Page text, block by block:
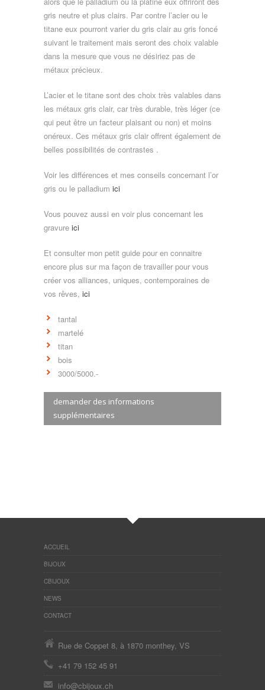
gris neutre et plus clairs. Par contre l’acier ou le
titane eux pourront varier du gris clair au gris foncé
suivant le traitement mais seront des choix valable
dans la mesure que vous ne désiriez pas de
métaux précieux.
L’acier et le titane sont des choix très valables dans
les métaux gris clair, car très durable, très léger (ce
qui peut être un facteur plaisant ou non) et moins
onéreux. Ces métaux gris clair offrent également de
belles possibilités de contrastes .
Voir les différences et mes conseils concernant l’or
gris ou le palladium ici
Vous pouvez aussi en voir plus concernant les
gravure ici
Et consulter mon petit guide pour en connaitre
encore plus sur ma façon de travailler pour vous
créer vos alliances, uniques, contemporaines de
vos rêves, ici
tantal
martelé
titan
bois
3000/5000.-
demander des informations
supplémentaires
ACCUEIL
BIJOUX
CBIJOUX
NEWS
CONTACT
Rue de Coppet 8, à 1870 monthey, VS
+41 79 152 45 91
info@cbijoux.ch